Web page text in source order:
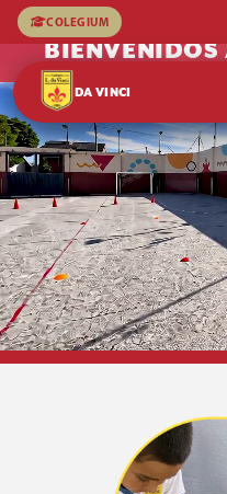
COLEGIUM
DA VINCI
Aprender a liderar